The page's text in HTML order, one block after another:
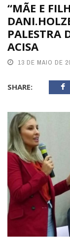
“MÃE E
PALESTRA
ACISA
13 DE MAIO DE
SHARE: